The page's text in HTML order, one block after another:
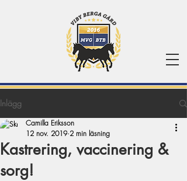
Inlägg
Kastrering, vaccinering &
sorg!
Camilla Eriksson
12 nov. 2019 2 min läsning